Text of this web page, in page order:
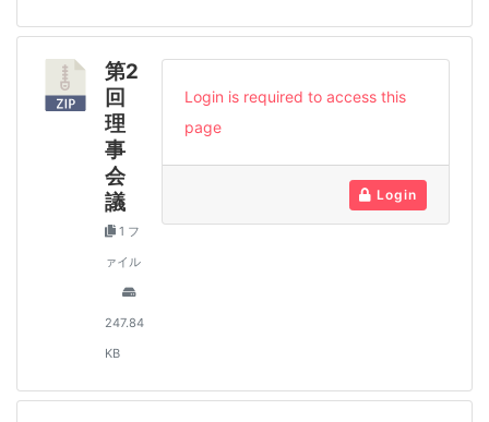
第2
回
理
事
会
議
1 フ
ァイル
247.84
KB
Login is required to access this
page
Login